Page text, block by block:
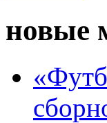
новые